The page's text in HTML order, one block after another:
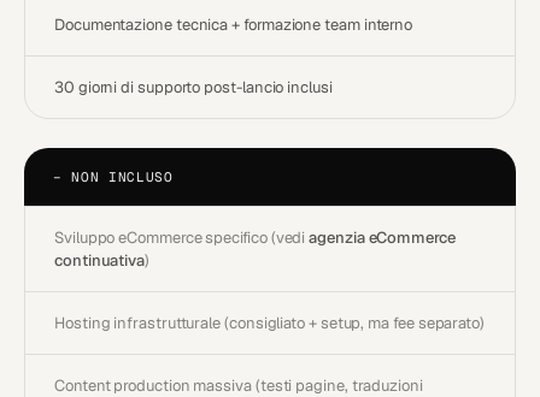
− NON INCLUSO
Sviluppo eCommerce specifico (vediagenzia eCommerce
continuativa)
Hosting infrastrutturale (consigliato + setup, ma fee separato)
Content production massiva (testi pagine, traduzioni
Documentazione tecnica + formazione team interno
30 giorni di supporto post-lancio inclusi